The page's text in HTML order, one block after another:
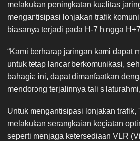
melakukan peningkatan kualitas
mengantisipasi lonjakan trafik
biasanya terjadi pada H-7 hingga
“Kami berharap jaringan kami dapat
untuk tetap lancar berkomunikasi,
bahagia ini, dapat dimanfaatkan
mendorong terjalinnya tali
Untuk mengantisipasi lonjakan trafik,
melakukan serangkaian kegiatan
seperti menjaga ketersediaan VLR